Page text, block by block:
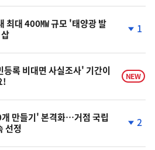
최대 400㎿ 규모 '태양광 발
락
1
록 비대면 사실조사' 기간이
!
NEW
만들기' 본격화…거점 국립
선정
2